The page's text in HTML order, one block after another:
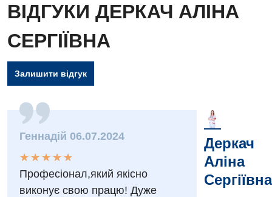
Вакансії
Заходи БПР
Енциклопедія
Діагностика
Ангіографічні дослідження
Діагностичне відділення
Ендоскопічне відділення
Відділ госпіталізації
Відділення кардіосудинної патології та неврології
Відділення невідкладних станів
ВІДГУКИ ДЕРКАЧ АЛІНА
СЕРГІЇВНА
Залишити відгук
Геннадій 06.07.2024
★
★
★
★
★
★ ★ ★ ★ ★
Професіонал,який якісно
виконує свою працю! Дуже
Деркач
Аліна
Сергіївна